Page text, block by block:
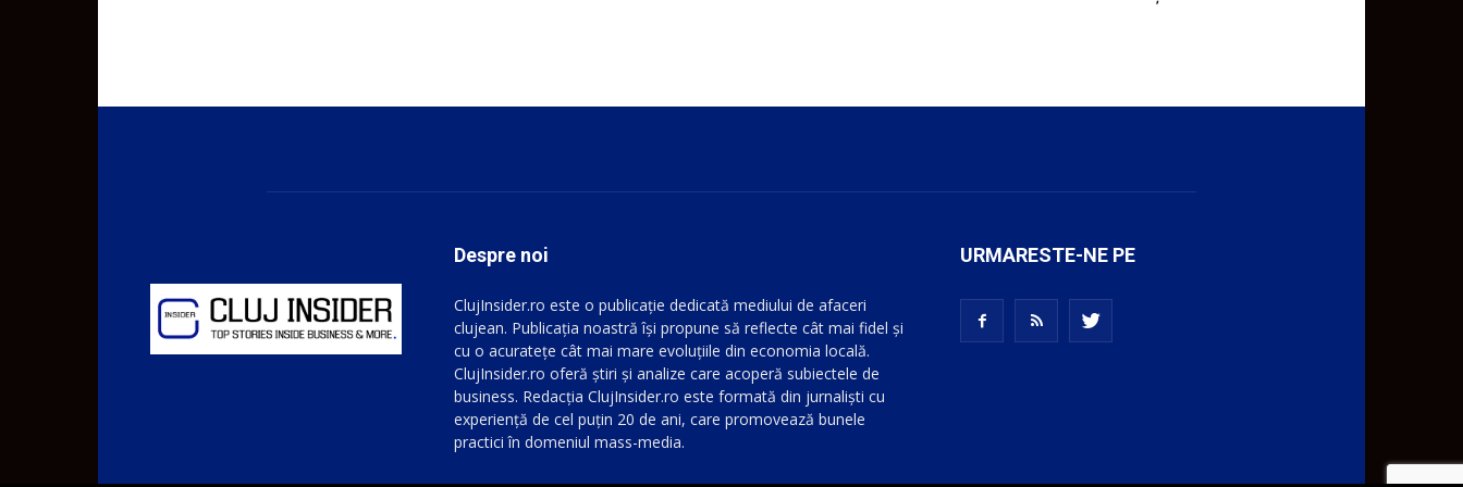
Despre noi
ClujInsider.ro este o publicație dedicată mediului de afaceri
clujean. Publicația noastră își propune să reflecte cât mai fidel și
cu o acuratețe cât mai mare evoluțiile din economia locală.
ClujInsider.ro oferă știri și analize care acoperă subiectele de
business. Redacția ClujInsider.ro este formată din jurnaliști cu
experiență de cel puțin 20 de ani, care promovează bunele
practici în domeniul mass-media.
URMARESTE-NE PE